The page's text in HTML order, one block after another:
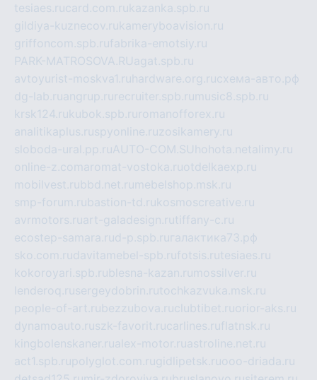
tesiaes.rucard.com.rukazanka.spb.ru
gildiya-kuznecov.rukameryboavision.ru
griffoncom.spb.rufabrika-emotsiy.ru
PARK-MATROSOVA.RUagat.spb.ru
avtoyurist-moskva1.ru hardware.org.ruсхема-авто.рф
dg-lab.ruangrup.ru recruiter.spb.ru music8.spb.ru
krsk124.rukubok.spb.ru romanofforex.ru
analitikaplus.ruspyonline.ruzosikamery.ru
sloboda-ural.pp.ruAUTO-COM.SU hohota.netalimy.ru
online-z.comaromat-vostoka.ruotdelkaexp.ru
mobilvest.rubbd.net.ru mebelshop.msk.ru
smp-forum.rubastion-td.rukosmoscreative.ru
avrmotors.ruart-galadesign.rutiffany-c.ru
ecostep-samara.rud-p.spb.ru галактика73.рф
sko.com.rudavitamebel-spb.rufotsis.rutesiaes.ru
kokoroyari.spb.rublesna-kazan.ru mossilver.ru
lenderoq.rusergeydobrin.rutochkazvuka.msk.ru
people-of-art.rubezzubova.ruclubtibet.ruorior-aks.ru
dynamoauto.ruszk-favorit.rucarlines.ruflatnsk.ru
kingbolenskaner.rualex-motor.ruastroline.net.ru
act1.spb.rupolyglot.com.rugidlipetsk.ruooo-driada.ru